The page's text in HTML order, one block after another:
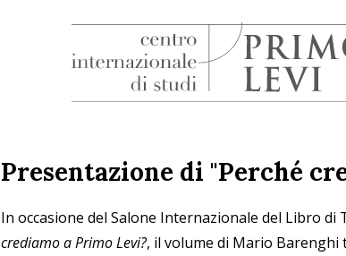
Studi
Levi
Presentazione di "Perché
In occasione del Salone Internazionale del Libro
crediamo a Primo Levi?, il volume di Mario